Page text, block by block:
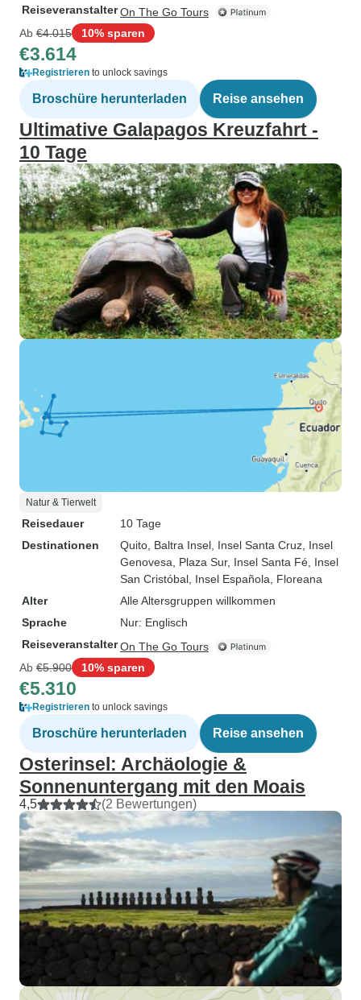
ReiseveranstalterOn The Go Tours
Ab €4.015 10% sparen
€3.614
Registrieren to unlock savings
Broschüre herunterladen Reise ansehen
Ultimative Galapagos Kreuzfahrt -
10 Tage
Natur & Tierwelt
Reisedauer
10 Tage
Destinationen
Quito , Baltra Insel , Insel Santa Cruz , Insel
Genovesa , Plaza Sur, Insel Santa Fé , Insel
San Cristóbal , Insel Española , Floreana
Alter
Alle Altersgruppen willkommen
Sprache
Nur: Englisch
ReiseveranstalterOn The Go Tours
Ab €5.900 10% sparen
€5.310
Registrieren to unlock savings
Broschüre herunterladen Reise ansehen
Osterinsel: Archäologie &
Sonnenuntergang mit den Moais
4,5 (2 Bewertungen)